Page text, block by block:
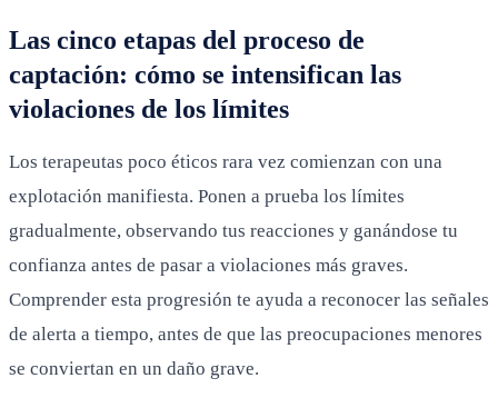
Las cinco etapas del proceso de
captación: cómo se intensifican las
violaciones de los límites
Los terapeutas poco éticos rara vez comienzan con una
explotación manifiesta. Ponen a prueba los límites
gradualmente, observando tus reacciones y ganándose tu
confianza antes de pasar a violaciones más graves.
Comprender esta progresión te ayuda a reconocer las señales
de alerta a tiempo, antes de que las preocupaciones menores
se conviertan en un daño grave.